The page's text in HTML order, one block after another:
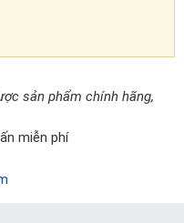
sản phẩm chính hãng,
miễn phí